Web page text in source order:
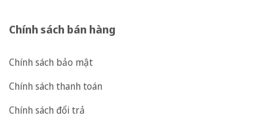
Chính sách bán hàng
Chính sách bảo mật
Chính sách thanh toán
Chính sách đổi trả